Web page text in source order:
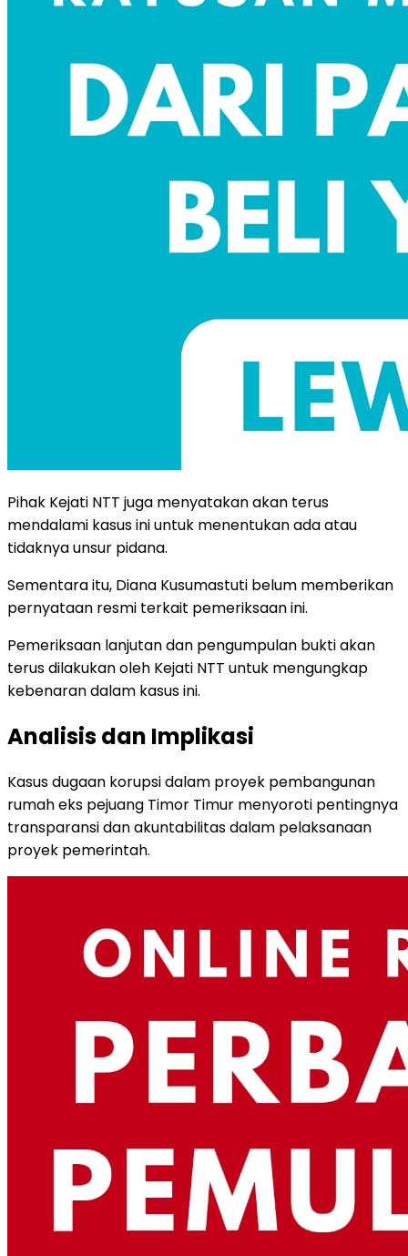
Pihak Kejati NTT juga menyatakan akan terus
mendalami kasus ini untuk menentukan ada atau
tidaknya unsur pidana.
Sementara itu, Diana Kusumastuti belum memberikan
pernyataan resmi terkait pemeriksaan ini.
Pemeriksaan lanjutan dan pengumpulan bukti akan
terus dilakukan oleh Kejati NTT untuk mengungkap
kebenaran dalam kasus ini.
Analisis dan Implikasi
Kasus dugaan korupsi dalam proyek pembangunan
rumah eks pejuang Timor Timur menyoroti pentingnya
transparansi dan akuntabilitas dalam pelaksanaan
proyek pemerintah.